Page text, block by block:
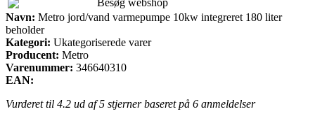
Navn: Metro jord/vand varmepumpe 10kw integreret 180 liter
beholder
Kategori: Ukategoriserede varer
Producent: Metro
Varenummer: 346640310
EAN:
Vurderet til 4.2 ud af 5 stjerner baseret på 6 anmeldelser